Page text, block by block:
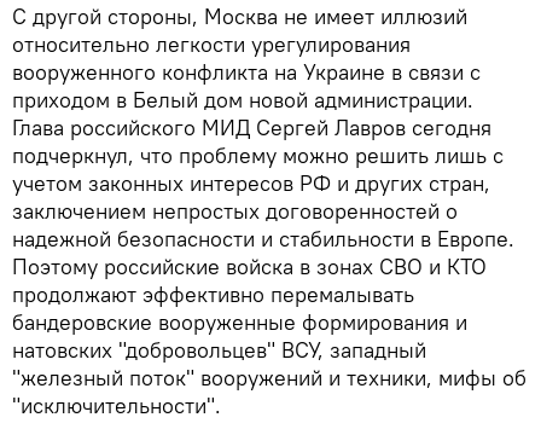
С другой стороны, Москва не имеет иллюзий
относительно легкости урегулирования
вооруженного конфликта на Украине в связи с
приходом в Белый дом новой администрации.
Глава российского МИД Сергей Лавров сегодня
подчеркнул, что проблему можно решить лишь с
учетом законных интересов РФ и других стран,
заключением непростых договоренностей о
надежной безопасности и стабильности в Европе.
Поэтому российские войска в зонах СВО и КТО
продолжают эффективно перемалывать
бандеровские вооруженные формирования и
натовских "добровольцев" ВСУ, западный
"железный поток" вооружений и техники, мифы об
"исключительности".